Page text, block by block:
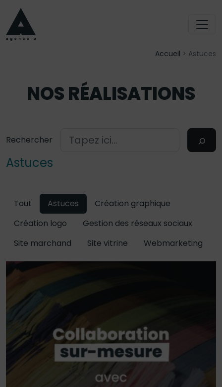
Accueil > Astuces
NOS RÉALISATIONS
Rechercher
Astuces
Tout Astuces
Création graphique
Création logo
Gestion des réseaux sociaux
Site marchand
Site vitrine Webmarketing